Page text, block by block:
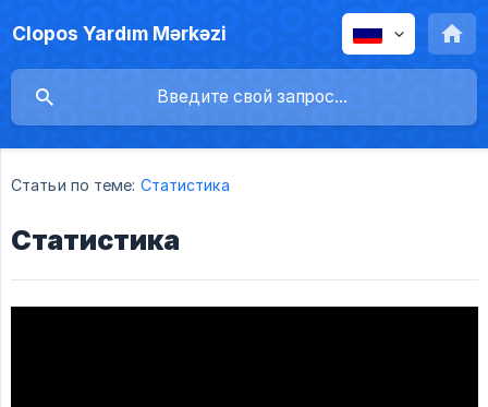
Clopos Yardım Mərkəzi
Статьи по теме: Статистика
Статистика